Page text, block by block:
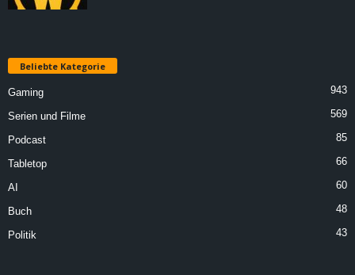
Beliebte Kategorie
Gaming 943
Serien und Filme 569
Podcast 85
Tabletop 66
AI 60
Buch 48
Politik 43